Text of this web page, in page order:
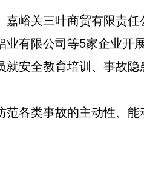
峪关三叶商贸有限责
有限公司等5家企业开
安全教育培训、事故
各类事故的主动性、